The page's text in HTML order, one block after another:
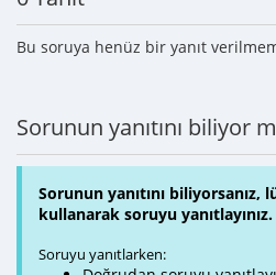
Bu soruya henüz bir yanıt
Sorunun yanıtını biliyor
Sorunun yanıtını biliyorsanız,
kullanarak soruyu yanıtlayınız.
Soruyu yanıtlarken: